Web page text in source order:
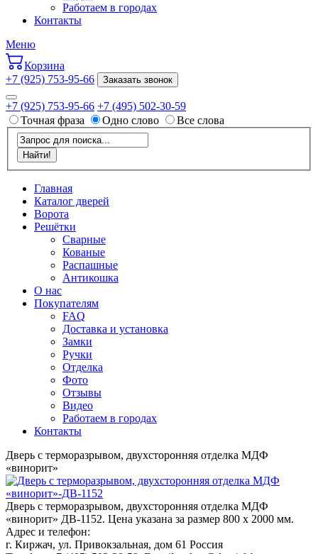
Работаем в городах
Контакты
Меню
Корзина
+7 (925) 753-95-66
Заказать звонок
+7 (925) 753-95-66 +7 (495) 502-30-59
Точная фраза
Одно слово Все слова
Главная
Каталог дверей
Ворота
Решётки
Сварные
Кованые
Распашные
Антикошка
О нас
Покупателям
FAQ
Доставка и установка
Замки
Ручки
Отделка
Фото
Отзывы
Видео
Работаем в городах
Контакты
Дверь с терморазрывом, двухсторонняя отделка МДФ
«винорит»
Дверь с терморазрывом, двухсторонняя отделка МДФ
«винорит» ДВ-1152. Цена указана за размер 800 х 2000 мм.
Адрес и телефон:
г. Киржач, ул. Привокзальная, дом 61 Россия